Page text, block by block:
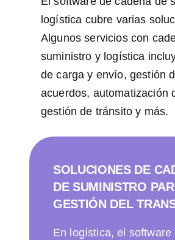
logística cubre varias
Algunos servicios con
suministro y logística
de carga y envío, gestión
acuerdos, automatización
gestión de tránsito y más.
SOLUCIONES DE
DE SUMINISTRO
GESTIÓN DEL
En logística, el software